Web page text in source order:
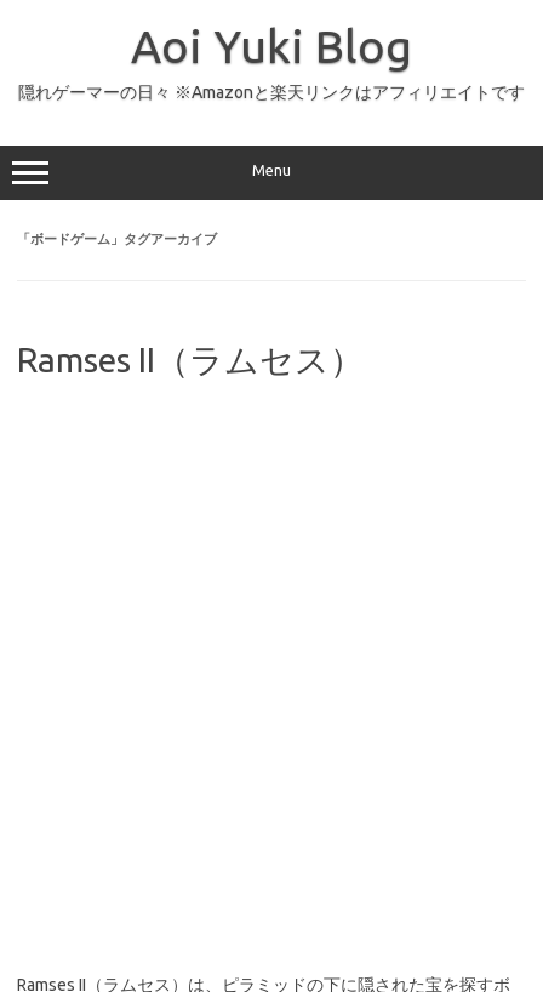
ッ
プ
Aoi Yuki Blog
隠れゲーマーの日々 ※Amazonと楽天リンクはアフィリエイトです
Menu
「ボードゲーム 」タグアーカイブ
Ramses II（ラムセス）
Ramses II（ラムセス）は、ピラミッドの下に隠された宝を探すボ